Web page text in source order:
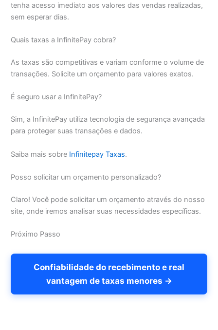
tenha acesso imediato aos valores das vendas realizadas,
sem esperar dias.
Quais taxas a InfinitePay cobra?
As taxas são competitivas e variam conforme o volume de
transações. Solicite um orçamento para valores exatos.
É seguro usar a InfinitePay?
Sim, a InfinitePay utiliza tecnologia de segurança avançada
para proteger suas transações e dados.
Saiba mais sobre Infinitepay Taxas.
Posso solicitar um orçamento personalizado?
Claro! Você pode solicitar um orçamento através do nosso
site, onde iremos analisar suas necessidades específicas.
Próximo Passo
Confiabilidade do recebimento e real
vantagem de taxas menores →